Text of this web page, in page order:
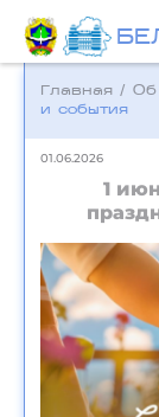
Главная / Об
и события
01.06.2026
1